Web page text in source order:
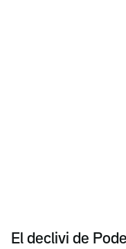
El declivi de